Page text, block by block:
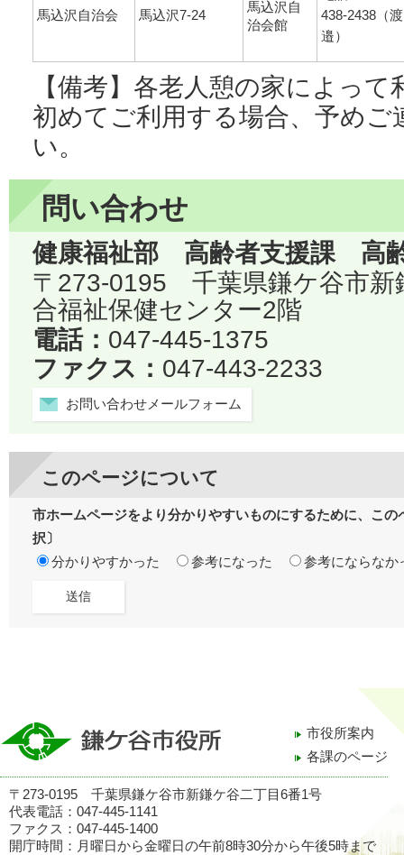
馬込沢自治会 馬込沢7-24
馬込沢自
治会館
438-2438（渡
邉）
【備考】各老人憩の家によっ
初めてご利用する場合、予めご
い。
問い合わせ
健康福祉部 高齢者支援課 高
〒273-0195 千葉県鎌ケ谷市
合福祉保健センター2階
電話： 047-445-1375
ファクス： 047-443-2233
お問い合わせメールフォーム
このページについて
市ホームページをより分かりやすいものにするために、こ
択〕
分かりやすかった
参考になった 参考にならなか
市役所案内
各課のページ
〒273-0195 千葉県鎌ケ谷市新鎌ケ谷二丁目6番1号
代表電話：047-445-1141
ファクス：047-445-1400
開庁時間：月曜日から金曜日の午前8時30分から午後5時まで